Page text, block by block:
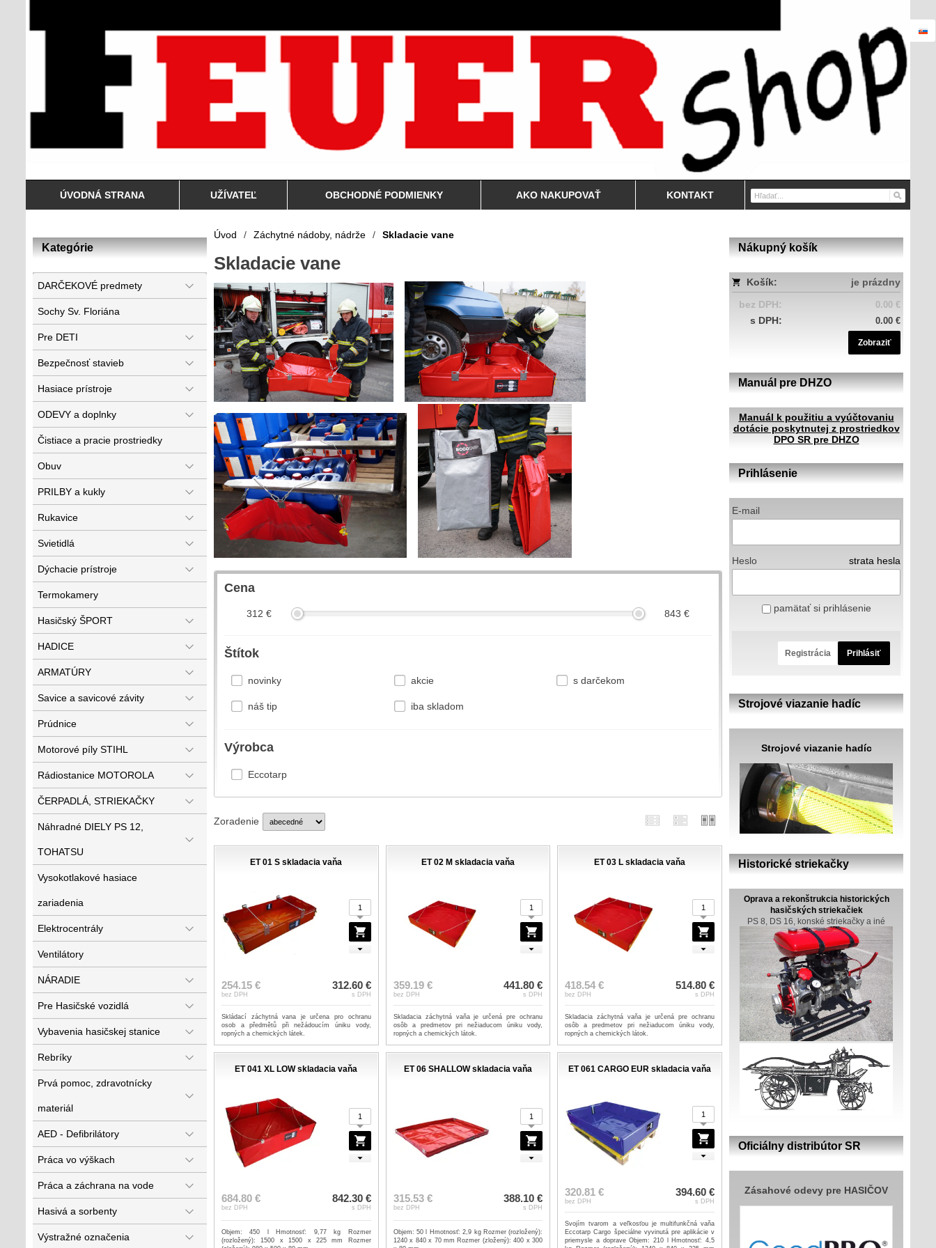
ÚVODNÁ STRANA UŽÍVATEĽ OBCHODNÉ PODMIENKY AKO NAKUPOVAŤ KONTAKT
Kategórie
DARČEKOVÉ predmety
Sochy Sv. Floriána
Pre DETI
Bezpečnosť stavieb
Hasiace prístroje
ODEVY a doplnky
Čistiace a pracie prostriedky
Obuv
PRILBY a kukly
Rukavice
Svietidlá
Dýchacie prístroje
Termokamery
Hasičský ŠPORT
HADICE
ARMATÚRY
Savice a savicové závity
Prúdnice
Motorové píly STIHL
Rádiostanice MOTOROLA
ČERPADLÁ, STRIEKAČKY
Náhradné DIELY PS 12,
TOHATSU
Vysokotlakové hasiace
zariadenia
Elektrocentrály
Ventilátory
NÁRADIE
Pre Hasičské vozidlá
Vybavenia hasičskej stanice
Rebríky
Prvá pomoc, zdravotnícky
materiál
AED - Defibrilátory
Práca vo výškach
Práca a záchrana na vode
Hasivá a sorbenty
Výstražné označenia
Nákupný košík
Košík:
je prázdny
bez DPH:
0.00 €
s DPH: 0.00 €
Zobraziť
Manuál pre DHZO
Manuál k použitiu a vyúčtovaniu
dotácie poskytnutej z prostriedkov
DPO SR pre DHZO
Prihlásenie
E-mail
Heslo strata hesla
pamätať si prihlásenie
Registrácia Prihlásiť
Strojové viazanie hadíc
Strojové viazanie hadíc
Historické striekačky
Oprava a rekonštrukcia historických
hasičských striekačiek
PS 8, DS 16, konské striekačky a iné
Oficiálny distribútor SR
Zásahové odevy pre HASIČOV
Úvod / Záchytné nádoby, nádrže / Skladacie vane
Skladacie vane
Cena
312 € 843 €
Štítok
novinky akcie s darčekom
náš tip iba skladom
Výrobca
Eccotarp
Zoradenie
ET 01 S skladacia vaňa
254.15 €
bez DPH
312.60 €
s DPH
Skládací záchytná vana je určena pro ochranu
osob a předmětů při nežádoucím úniku vody,
ropných a chemických látek.
ET 02 M skladacia vaňa
359.19 €
bez DPH
441.80 €
s DPH
Skladacia záchytná vaňa je určená pre ochranu
osôb a predmetov pri nežiaducom úniku vody,
ropných a chemických látok.
ET 03 L skladacia vaňa
418.54 €
bez DPH
514.80 €
s DPH
Skladacia záchytná vaňa je určená pre ochranu
osôb a predmetov pri nežiaducom úniku vody,
ropných a chemických látok.
ET 041 XL LOW skladacia vaňa
684.80 €
bez DPH
842.30 €
s DPH
Objem: 450 l Hmotnosť: 9,77 kg Rozmer
(rozložený): 1500 x 1500 x 225 mm Rozmer
ET 06 SHALLOW skladacia vaňa
315.53 €
bez DPH
388.10 €
s DPH
Objem: 50 l Hmotnosť: 2,9 kg Rozmer (rozložený):
1240 x 840 x 70 mm Rozmer (zložený): 400 x 300
ET 061 CARGO EUR skladacia vaňa
320.81 €
bez DPH
394.60 €
s DPH
Svojím tvarom a veľkosťou je multifunkčná vaňa
Eccotarp Cargo špeciálne vyvinutá pre aplikácie v
priemysle a doprave Objem: 210 l Hmotnosť: 4,5